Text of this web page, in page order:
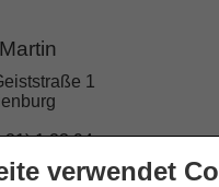
verwendet
1
21) 1 23 94